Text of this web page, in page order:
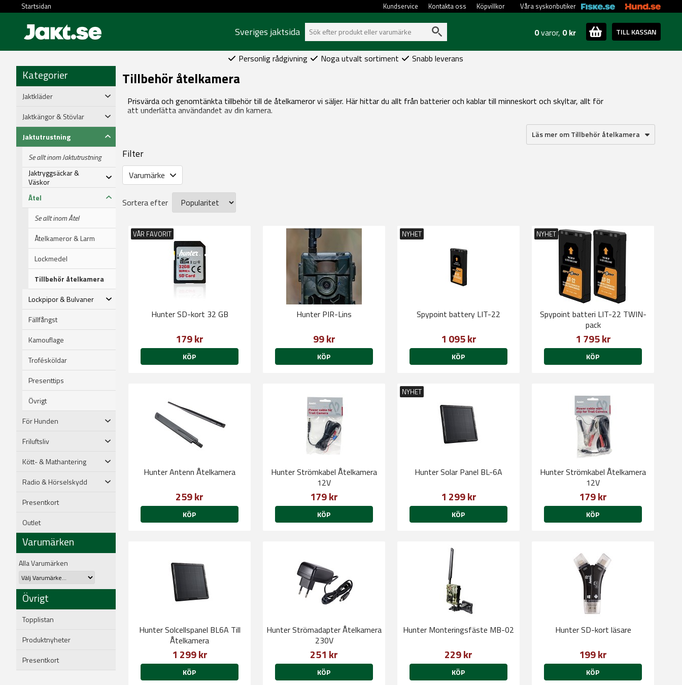
Startsidan Våra syskonbutiker
Köpvillkor
Kontakta oss
Kundservice
Sveriges jaktsida 0varor, 0 kr TILL KASSAN
Personlig rådgivning Noga utvalt sortiment Snabb leverans
Kategorier
Jaktkläder
Jaktkängor & Stövlar
Jaktutrustning
Se allt inom Jaktutrustning
Jaktryggsäckar &
Väskor
Åtel
Se allt inom Åtel
Åtelkameror & Larm
Lockmedel
Tillbehör åtelkamera
Lockpipor & Bulvaner
Fällfångst
Kamouflage
Trofésköldar
Presenttips
Övrigt
För Hunden
Friluftsliv
Kött- & Mathantering
Radio & Hörselskydd
Presentkort
Outlet
Varumärken
Alla Varumärken
Övrigt
Topplistan
Produktnyheter
Presentkort
Tillbehör åtelkamera
Prisvärda och genomtänkta tillbehör till de åtelkameror vi säljer. Här hittar du allt från batterier och kablar till minneskort och skyltar, allt för
att underlätta användandet av din kamera.
Läs mer om Tillbehör åtelkamera
Filter
Varumärke
Sortera efter
VÅR FAVORIT
Hunter SD-kort 32 GB
179 kr
KÖP
Hunter PIR-Lins
99 kr
KÖP
NYHET
Spypoint battery LIT-22
1 095 kr
KÖP
NYHET
Spypoint batteri LIT-22 TWIN-
pack
1 795 kr
KÖP
Hunter Antenn Åtelkamera
259 kr
KÖP
Hunter Strömkabel Åtelkamera
12V
179 kr
KÖP
NYHET
Hunter Solar Panel BL-6A
1 299 kr
KÖP
Hunter Strömkabel Åtelkamera
12V
179 kr
KÖP
Hunter Solcellspanel BL6A Till
Åtelkamera
1 299 kr
KÖP
Hunter Strömadapter Åtelkamera
230V
251 kr
KÖP
Hunter Monteringsfäste MB-02
229 kr
KÖP
Hunter SD-kort läsare
199 kr
KÖP